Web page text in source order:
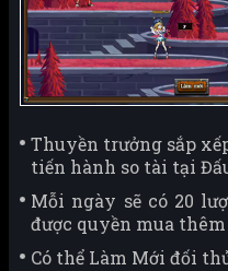
Thuyền trưởng sắp
tiến hành so tài tại
Mỗi ngày sẽ có 20
được quyền mua
Có thể Làm Mới đối